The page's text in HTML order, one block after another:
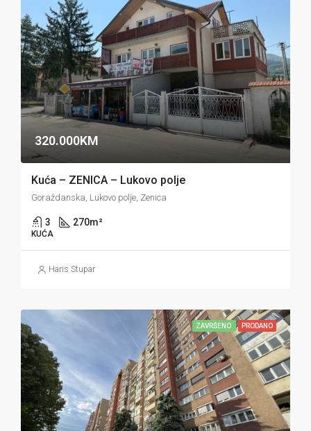
320.000KM
Kuća – ZENICA – Lukovo polje
Goraždanska, Lukovo polje, Zenica
3 270m²
KUĆA
Haris Stupar
ZAVRŠENO PRODANO